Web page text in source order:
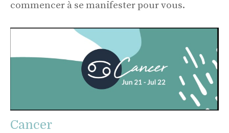
commencer à se manifester pour vous.
Cancer